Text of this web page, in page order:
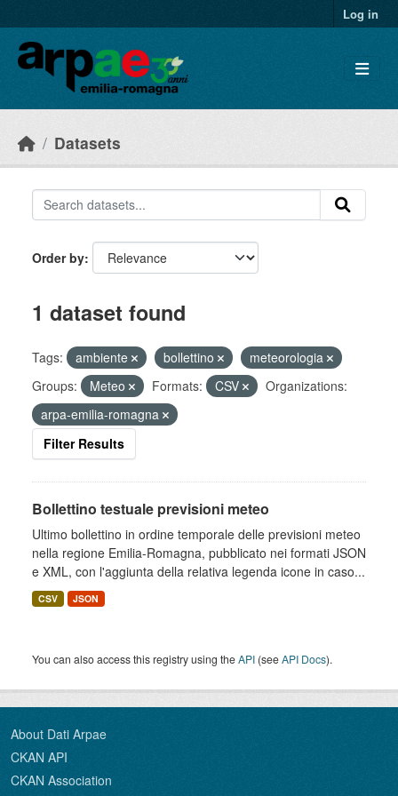
Log in
Datasets
Order by
1 dataset found
Tags: ambiente bollettino
meteorologia
Groups:
Meteo Formats: CSV
Organizations:
arpa-emilia-romagna
Filter Results
Bollettino testuale previsioni meteo
Ultimo bollettino in ordine temporale delle previsioni meteo
nella regione Emilia-Romagna, pubblicato nei formati JSON
e XML, con l'aggiunta della relativa legenda icone in caso...
CSV JSON
You can also access this registry using theAPI (seeAPI Docs).
About Dati Arpae
CKAN API
CKAN Association